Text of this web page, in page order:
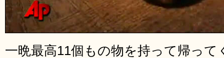
一晩最高11個もの物を持って帰っ